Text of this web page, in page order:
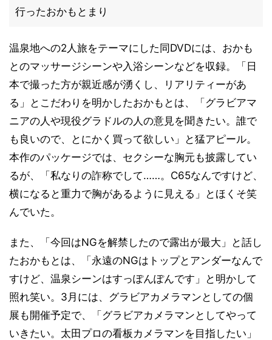
行ったおかもとまり
温泉地への2人旅をテーマにした同DVDには、おかも
とのマッサージシーンや入浴シーンなどを収録。「日
本で撮った方が親近感が湧くし、リアリティーがあ
る」とこだわりを明かしたおかもとは、「グラビアマ
ニアの人や現役グラドルの人の意見を聞きたい。誰で
も良いので、とにかく買って欲しい」と猛アピール。
本作のパッケージでは、セクシーな胸元も披露してい
るが、「私なりの詐称でして……。C65なんですけど、
横になると重力で胸があるように見える」とほくそ笑
んでいた。
また、「今回はNGを解禁したので露出が最大」と話し
たおかもとは、「永遠のNGはトップとアンダーなんで
すけど、温泉シーンはすっぽんぽんです」と明かして
照れ笑い。3月には、グラビアカメラマンとしての個
展も開催予定で、「グラビアカメラマンとしてやって
いきたい。太田プロの看板カメラマンを目指したい」